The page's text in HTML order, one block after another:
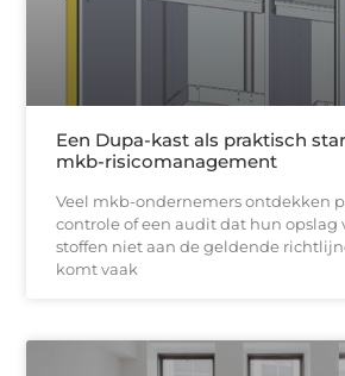
Een Dupa-kast als praktisch
mkb-risicomanagement
Veel mkb-ondernemers ontdekken
controle of een audit dat hun opslag
stoffen niet aan de geldende
komt vaak